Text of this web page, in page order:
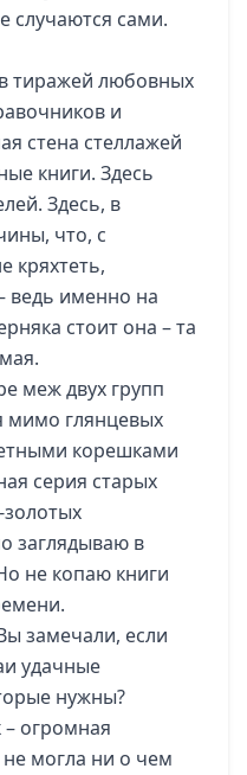
случаются сами.
тиражей любовных
и
стена стеллажей
книги. Здесь
Здесь, в
что, с
кряхтеть,
ведь именно на
стоит она – та
меж двух групп
мимо глянцевых
корешками
серия старых
заглядываю в
не копаю книги
замечали, если
удачные
нужны?
огромная
могла ни о чем